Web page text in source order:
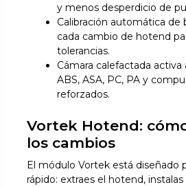
y menos desperdicio de
Calibración automática de
cada cambio de hotend
tolerancias.
Cámara calefactada activa
ABS, ASA, PC, PA y
reforzados.
Vortek Hotend:
los cambios
El módulo Vortek está diseñado
rápido: extraes el hotend,